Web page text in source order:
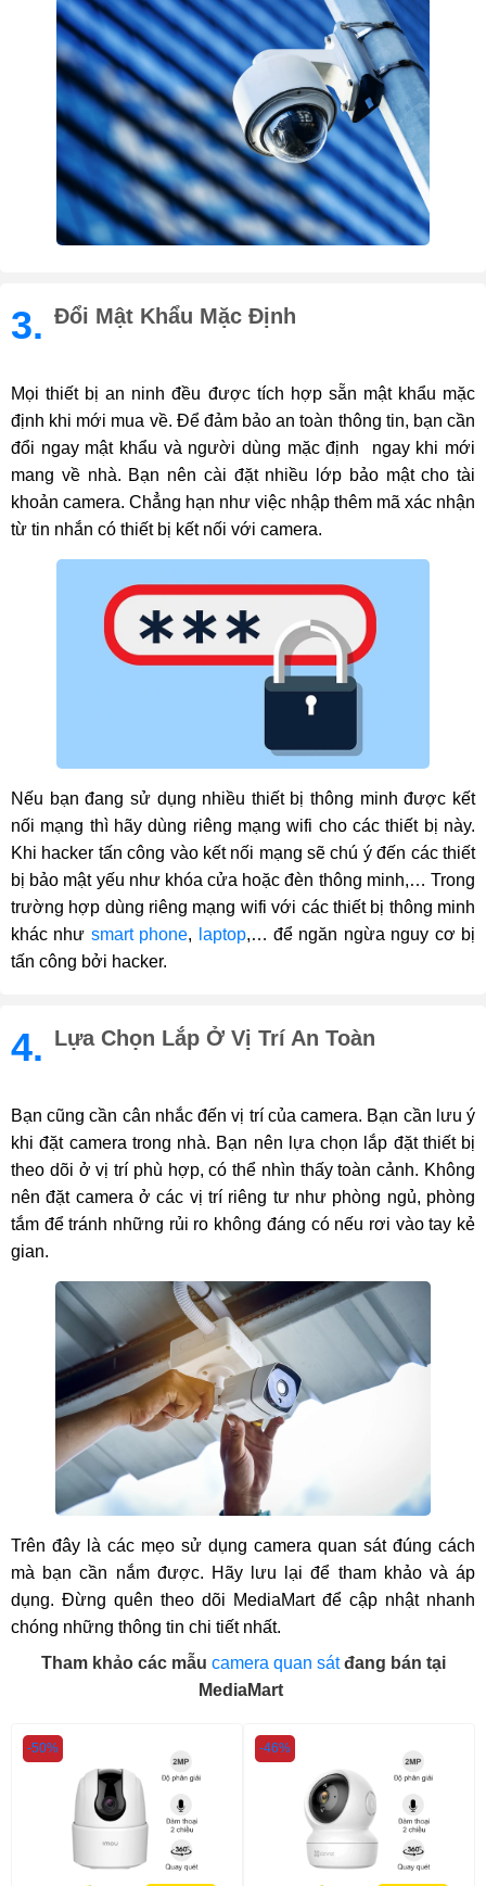
3. Đổi Mật Khẩu Mặc Định
Mọi thiết bị an ninh đều được tích hợp sẵn mật khẩu mặc
định khi mới mua về. Để đảm bảo an toàn thông tin, bạn cần
đổi ngay mật khẩu và người dùng mặc định ngay khi mới
mang về nhà. Bạn nên cài đặt nhiều lớp bảo mật cho tài
khoản camera. Chẳng hạn như việc nhập thêm mã xác nhận
từ tin nhắn có thiết bị kết nối với camera.
Nếu bạn đang sử dụng nhiều thiết bị thông minh được kết
nối mạng thì hãy dùng riêng mạng wifi cho các thiết bị này.
Khi hacker tấn công vào kết nối mạng sẽ chú ý đến các thiết
bị bảo mật yếu như khóa cửa hoặc đèn thông minh,… Trong
trường hợp dùng riêng mạng wifi với các thiết bị thông minh
khác như smart phone, laptop,… để ngăn ngừa nguy cơ bị
tấn công bởi hacker.
4. Lựa Chọn Lắp Ở Vị Trí An Toàn
Bạn cũng cần cân nhắc đến vị trí của camera. Bạn cần lưu ý
khi đặt camera trong nhà. Bạn nên lựa chọn lắp đặt thiết bị
theo dõi ở vị trí phù hợp, có thể nhìn thấy toàn cảnh. Không
nên đặt camera ở các vị trí riêng tư như phòng ngủ, phòng
tắm để tránh những rủi ro không đáng có nếu rơi vào tay kẻ
gian.
Trên đây là các mẹo sử dụng camera quan sát đúng cách
mà bạn cần nắm được. Hãy lưu lại để tham khảo và áp
dụng. Đừng quên theo dõi MediaMart để cập nhật nhanh
chóng những thông tin chi tiết nhất.
Tham khảo các mẫu camera quan sátđang bán tại
MediaMart
-50% -46%